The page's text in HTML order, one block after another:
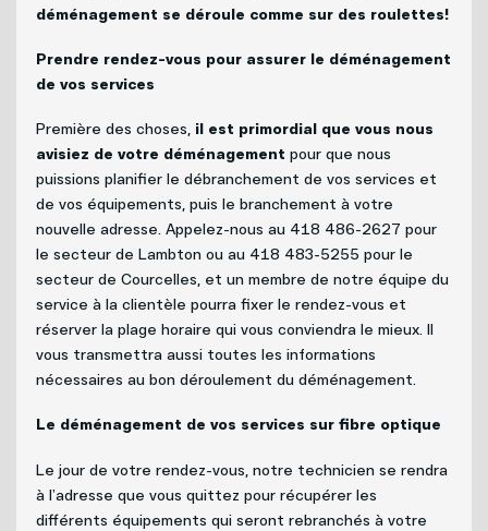
Nous joindre
déménagement se déroule comme sur des roulettes!
Prendre rendez-vous pour assurer le déménagement
de vos services
Première des choses, il est primordial que vous nous
avisiez de votre déménagement pour que nous
puissions planifier le débranchement de vos services et
de vos équipements, puis le branchement à votre
nouvelle adresse. Appelez-nous au 418 486-2627 pour
le secteur de Lambton ou au 418 483-5255 pour le
secteur de Courcelles, et un membre de notre équipe du
service à la clientèle pourra fixer le rendez-vous et
réserver la plage horaire qui vous conviendra le mieux. Il
vous transmettra aussi toutes les informations
nécessaires au bon déroulement du déménagement.
Le déménagement de vos services sur fibre optique
Le jour de votre rendez-vous, notre technicien se rendra
à l’adresse que vous quittez pour récupérer les
différents équipements qui seront rebranchés à votre